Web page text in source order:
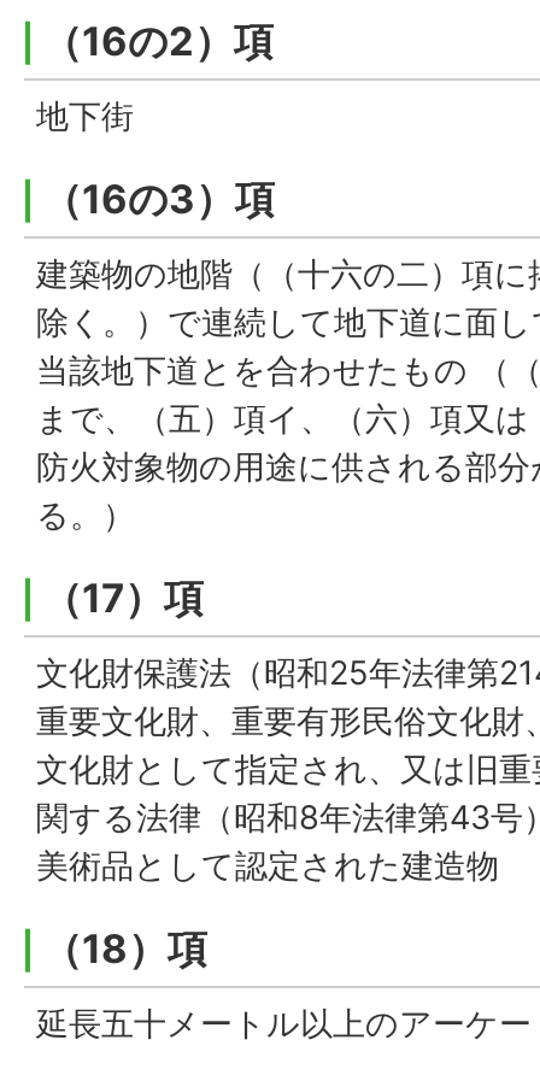
（16の2）項
地下街
（16の3）項
建築物の地階（（十六の二）項
除く。）で連続して地下道に面
当該地下道とを合わせたもの （
まで、（五）項イ、（六）項又
防火対象物の用途に供される部
る。）
（17）項
文化財保護法（昭和25年法律第
重要文化財、重要有形民俗文化
文化財として指定され、又は旧
関する法律（昭和8年法律第43号
美術品として認定された建造物
（18）項
延長五十メートル以上のアーケー